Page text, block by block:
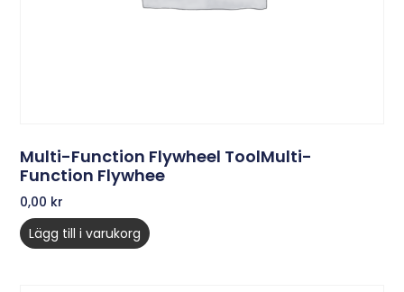
Multi-Function Flywheel ToolMulti-
Function Flywhee
0,00 kr
Lägg till i varukorg